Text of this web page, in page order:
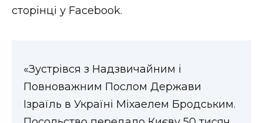
ВІДЕО
сторінці у Facebook.
«Зустрівся з Надзвичайним і
Повноважним Послом Держави
Ізраїль в Україні Міхаелем Бродським.